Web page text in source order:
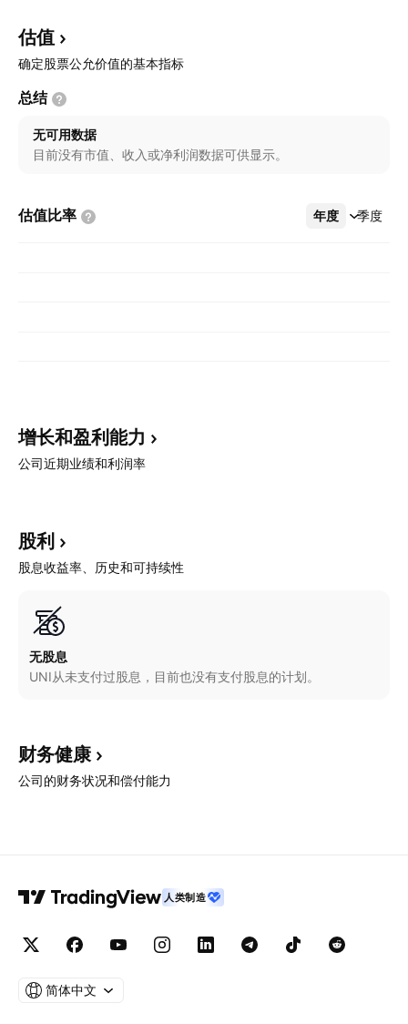
估值
确定股票公允价值的基本指标
总结
无可用数据
目前没有市值、收入或净利润数据可供显示。
估值比率 年度 季度
更多
增长和盈利能力
公司近期业绩和利润率
股利
股息收益率、历史和可持续性
无股息
UNI从未支付过股息，目前也没有支付股息的计划。
财务健康
公司的财务状况和偿付能力
人类制造
简体中文